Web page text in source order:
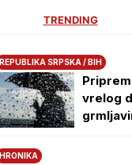
TRENDING
REPUBLIKA SRPSKA / BIH
vrelog
HRONIKA